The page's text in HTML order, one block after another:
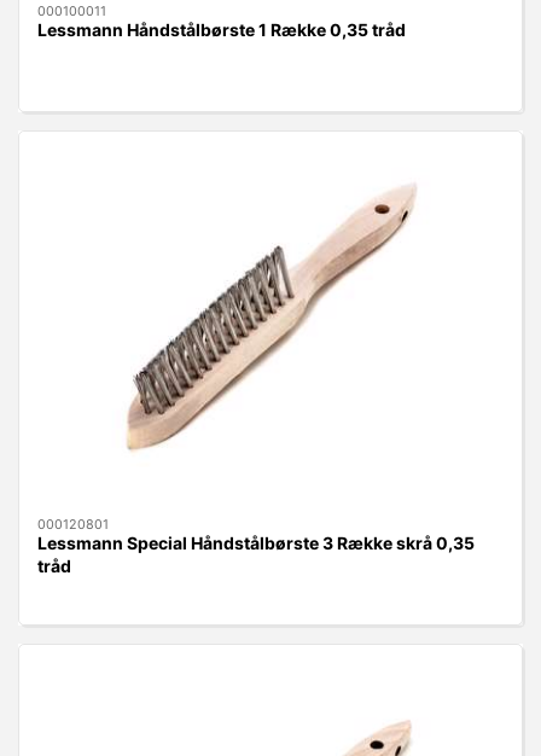
000100011
Lessmann Håndstålbørste 1 Række 0,35 tråd
000120801
Lessmann Special Håndstålbørste 3 Række skrå 0,35
tråd